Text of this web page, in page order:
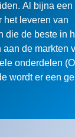
Al bijna
het leveren van
die de beste in
de markten
onderdelen
wordt er een